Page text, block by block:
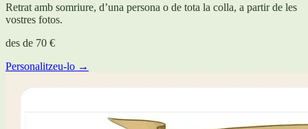
Retrat amb somriure, d’una persona o de tota la colla, a partir de les
vostres fotos.
des de 70 €
Personalitzeu-lo →